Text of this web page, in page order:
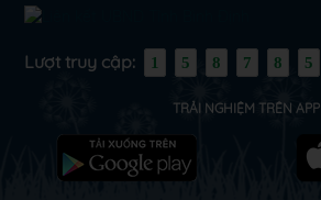
Lượt truy cập: 1 5 8 7 8 5
TRẢI NGHIỆM TRÊN APP